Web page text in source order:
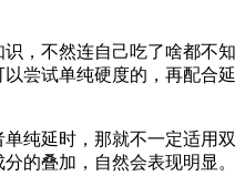
，不然连自己吃了啥都不知
尝试单纯硬度的，再配合延
纯延时，那就不一定适用双
的叠加，自然会表现明显。